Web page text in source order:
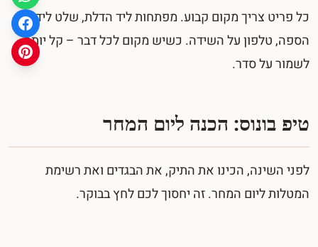
כל פריט צריך מקום קבוע. מפתחות ליד הדלת, שלט ליד
הספה, טלפון על השידה. כשיש מקום לכל דבר – קל יותר
לשמור על סדר.
טיפ בונוס: הכנה ליום המחר
לפני השינה, הכינו את התיק, את הבגדים ואת רשימת
המטלות ליום המחר. זה יחסוך לכם לחץ בבוקר.